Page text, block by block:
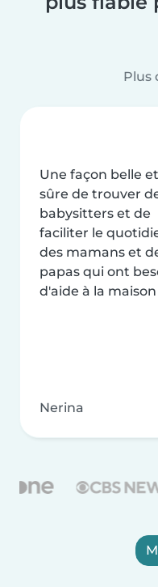
Plus
Une façon belle et
sûre de trouver
babysitters et de
faciliter le
des mamans et
papas qui ont
d'aide à la maison
Nerina